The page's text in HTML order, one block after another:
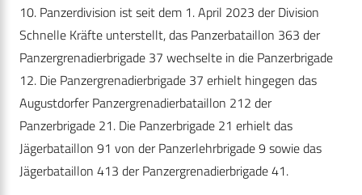
10. Panzerdivision ist seit dem 1. April 2023 der Division
Schnelle Kräfte unterstellt, das Panzerbataillon 363 der
Panzergrenadierbrigade 37 wechselte in die Panzerbrigade
12. Die Panzergrenadierbrigade 37 erhielt hingegen das
Augustdorfer Panzergrenadierbataillon 212 der
Panzerbrigade 21. Die Panzerbrigade 21 erhielt das
Jägerbataillon 91 von der Panzerlehrbrigade 9 sowie das
Jägerbataillon 413 der Panzergrenadierbrigade 41.